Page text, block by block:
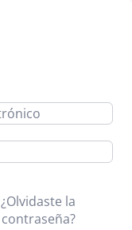
¿Olvidaste la
contraseña?